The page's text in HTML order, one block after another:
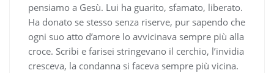
pensiamo a Gesù. Lui ha guarito, sfamato, liberato.
Ha donato se stesso senza riserve, pur sapendo che
ogni suo atto d’amore lo avvicinava sempre più alla
croce. Scribi e farisei stringevano il cerchio, l’invidia
cresceva, la condanna si faceva sempre più vicina.